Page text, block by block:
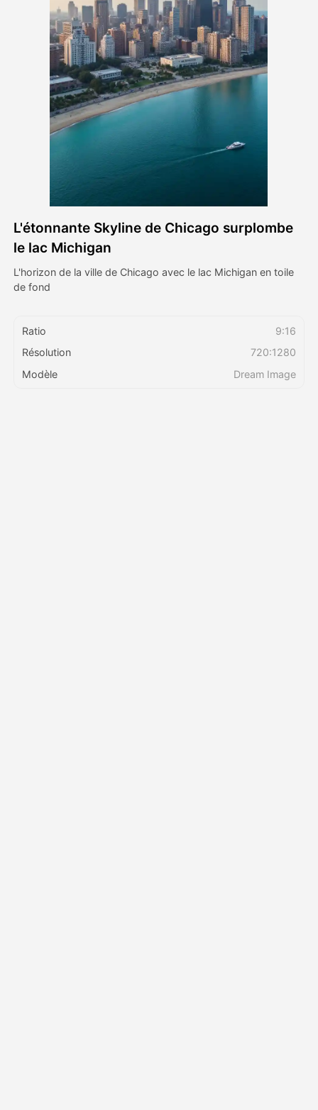
Vidéo d'avatar
AI vidéo
Photos d'IA
Autres outils
Voir tous les modèles
Galerie
Blog
Tarifs
L'étonnante Skyline de Chicago surplombe
le lac Michigan
L'horizon de la ville de Chicago avec le lac Michigan en toile
de fond
Ratio
9:16
Résolution
720:1280
Modèle
Dream Image